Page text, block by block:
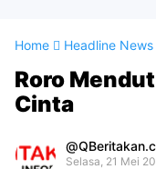
Home Headline News
Roro
Cinta
Selasa, 21 Mei